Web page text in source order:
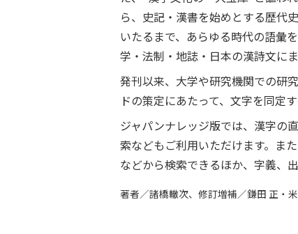
ら、史記・漢書を始めとする歴代
いたるまで、あらゆる時代の語彙
学・法制・地誌・日本の漢詩文にま
発刊以来、大学や研究機関での研
ドの策定にあたって、文字を同定
ジャパンナレッジ版では、漢字の
索などもご利用いただけます。ま
などから検索できるほか、字義、
著者／諸橋轍次、修訂増補／鎌田 正・